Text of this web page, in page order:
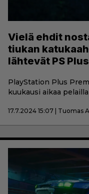
Vielä ehdit
tiukan
lähtevät PS
PlayStation Plus
kuukausi aikaa
17.7.2024 15:07 | Tuomas